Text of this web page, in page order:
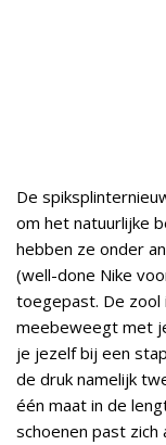
De
om het natuurlijke
hebben ze onder
(well-done Nike
toegepast. De
meebeweegt met
je jezelf bij een
de druk namelijk
één maat in de
schoenen past zich